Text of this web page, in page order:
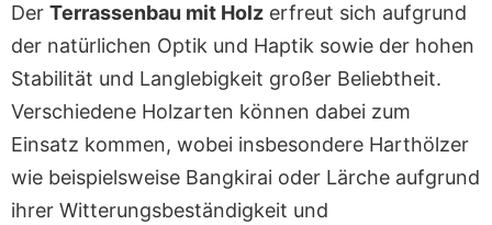
Der Terrassenbau mit Holz erfreut sich aufgrund
der natürlichen Optik und Haptik sowie der hohen
Stabilität und Langlebigkeit großer Beliebtheit.
Verschiedene Holzarten können dabei zum
Einsatz kommen, wobei insbesondere Harthölzer
wie beispielsweise Bangkirai oder Lärche aufgrund
ihrer Witterungsbeständigkeit und